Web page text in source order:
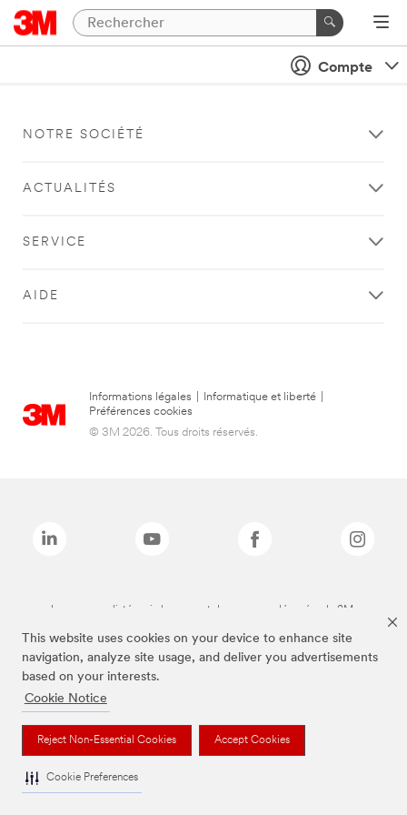
This website uses cookies on your device to enhance site
navigation, analyze site usage, and deliver you advertisements
based on your interests.
Cookie Notice
Reject Non-Essential Cookies Accept Cookies
Cookie Preferences
Compte
NOTRE SOCIÉTÉ
ACTUALITÉS
SERVICE
AIDE
Informations légales Informatique et liberté
Préférences cookies
© 3M 2026. Tous droits réservés.
Les marques listées ci-dessus sont des marques déposées de 3M.